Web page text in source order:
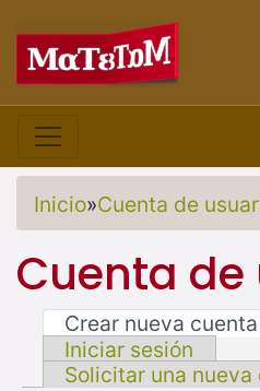
Inicio»Cuenta de
Cuenta
Crear nueva cuenta
Iniciar sesión
Solicitar una nueva